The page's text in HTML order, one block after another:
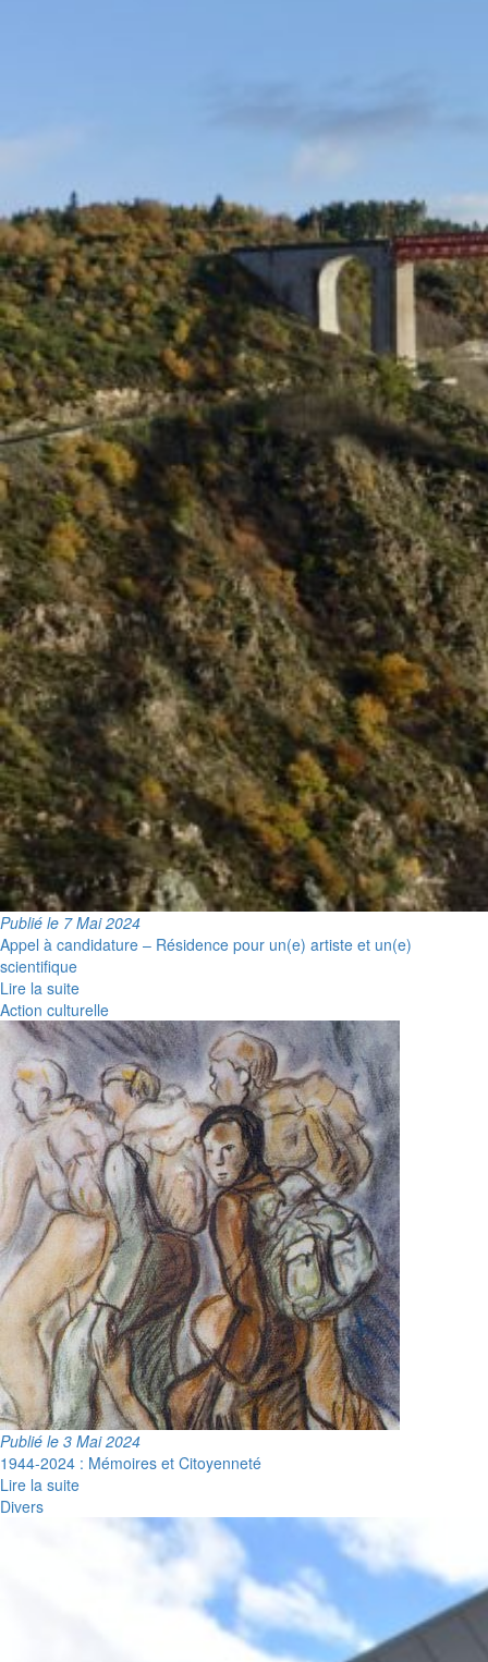
Publié le 7 Mai 2024
Appel à candidature – Résidence pour un(e) artiste et un(e)
scientifique
Lire la suite
Action culturelle
Publié le 3 Mai 2024
1944-2024 : Mémoires et Citoyenneté
Lire la suite
Divers